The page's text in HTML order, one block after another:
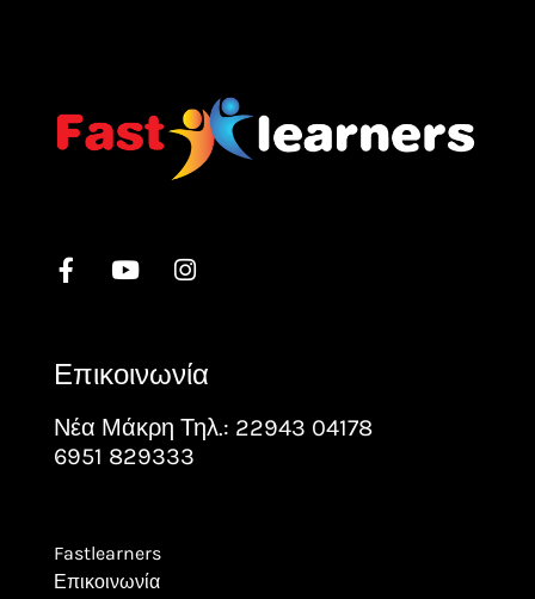
Επικοινωνία
Νέα Μάκρη Τηλ.: 22943 04178
6951 829333
Fastlearners
Επικοινωνία